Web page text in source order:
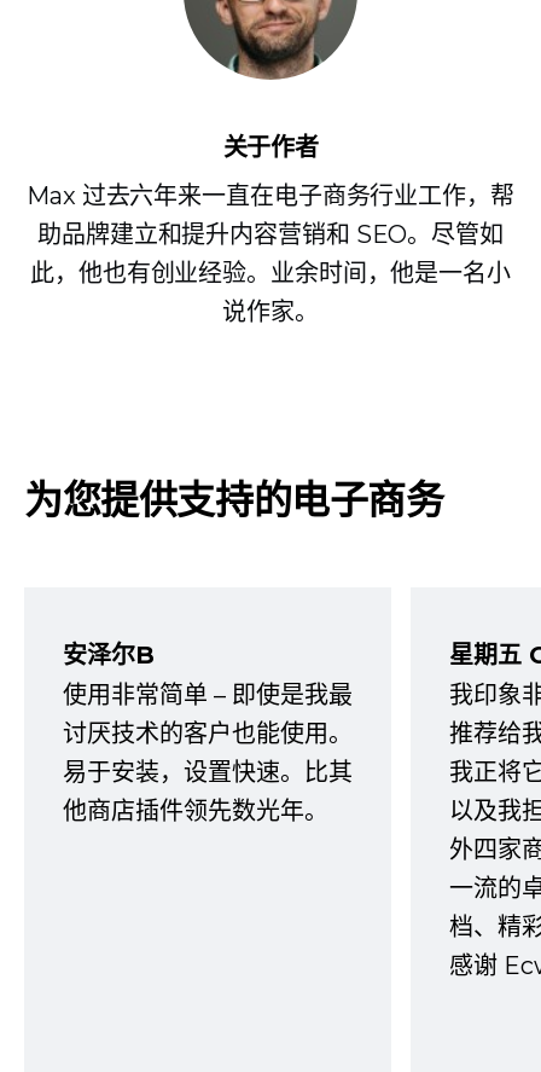
关于作者
Max 过去六年来一直在电子商务行业工作，帮
助品牌建立和提升内容营销和 SEO。尽管如
此，他也有创业经验。业余时间，他是一名小
说作家。
为您提供支持的电子商务
安泽尔B
使用非常简单 – 即使是我最
讨厌技术的客户也能使用。
易于安装，设置快速。比其
他商店插件领先数光年。
星期五
我印象
推荐给
我正将
以及我
外四家
一流的
档、精
感谢